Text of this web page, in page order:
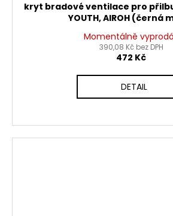
kryt bradové ventilace pro přilbu
YOUTH, AIROH (černá
Momentálně
390,08 Kč bez DPH
472 Kč
DETAIL